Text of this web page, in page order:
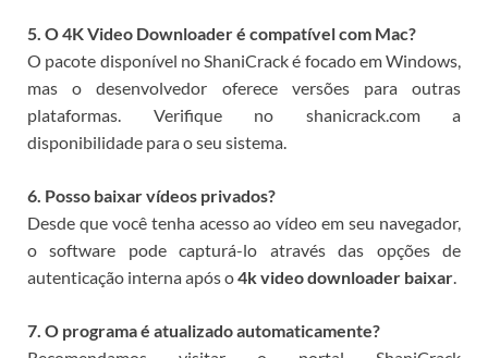
5. O 4K Video Downloader é compatível com Mac?
O pacote disponível no ShaniCrack é focado em Windows,
mas o desenvolvedor oferece versões para outras
plataformas. Verifique no shanicrack.com a
disponibilidade para o seu sistema.
6. Posso baixar vídeos privados?
Desde que você tenha acesso ao vídeo em seu navegador,
o software pode capturá-lo através das opções de
autenticação interna após o4k video downloader baixar.
7. O programa é atualizado automaticamente?